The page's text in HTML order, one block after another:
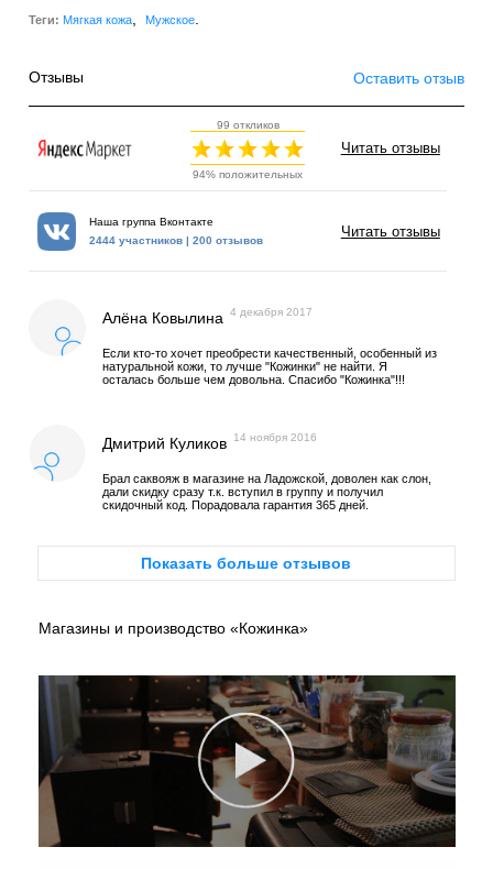
Теги: Мягкая кожа Мужское.
Отзывы Оставить отзыв
99 откликов
94% положительных
Читать отзывы
Наша группа Вконтакте
2444 участников | 200 отзывов
Читать отзывы
Алёна Ковылина 4 декабря 2017
Если кто-то хочет преобрести качественный, особенный из
натуральной кожи, то лучше "Кожинки" не найти. Я
осталась больше чем довольна. Спасибо "Кожинка"!!!
Дмитрий Куликов 14 ноября 2016
Брал саквояж в магазине на Ладожской, доволен как слон,
дали скидку сразу т.к. вступил в группу и получил
скидочный код. Порадовала гарантия 365 дней.
Показать больше отзывов
Магазины и производство «Кожинка»